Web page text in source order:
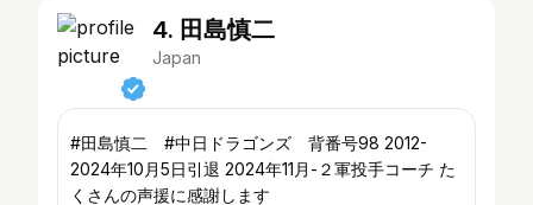
4. 田島慎二
Japan
#田島慎二 #中日ドラゴンズ 背番号98 2012-
2024年10月5日引退 2024年11月-２軍投手コーチ た
くさんの声援に感謝します